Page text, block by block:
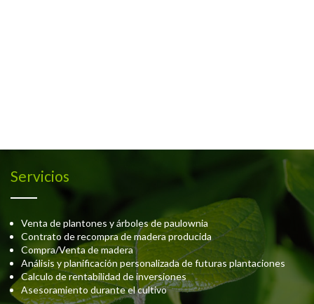
Servicios
Venta de plantones y árboles de paulownia
Contrato de recompra de madera producida
Compra/Venta de madera
Análisis y planificación personalizada de futuras plantaciones
Calculo de rentabilidad de inversiones
Asesoramiento durante el cultivo